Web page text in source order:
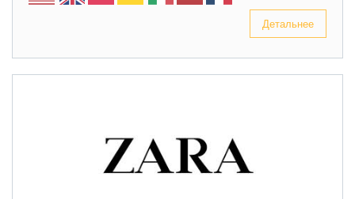
Детальнее